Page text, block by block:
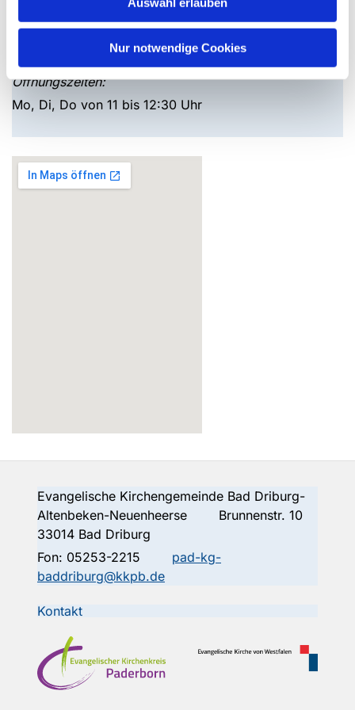
Nur notwendige Cookies
Telefon: 05253 / 2215
pad-kg-baddriburg@kkpb.de
Öffnungszeiten:
Mo, Di, Do von 11 bis 12:30 Uhr
Evangelische Kirchengemeinde Bad Driburg-
Altenbeken-Neuenheerse Brunnenstr. 10
33014 Bad Driburg
Fon: 05253-2215
pad-kg-
baddriburg@kkpb.de
Kontakt